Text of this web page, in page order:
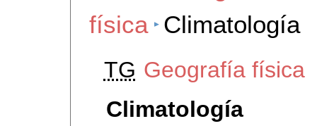
física
Climatología
TG Geografía física
Climatología